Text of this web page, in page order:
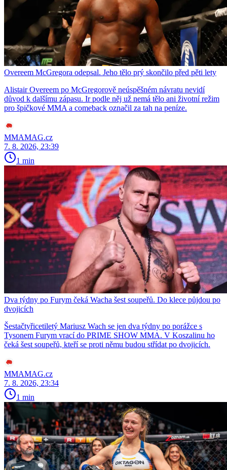
Overeem McGregora odepsal. Jeho tělo prý skončilo před pěti lety
Alistair Overeem po McGregorově neúspěšném návratu nevidí
důvod k dalšímu zápasu. Ir podle něj už nemá tělo ani životní režim
pro špičkové MMA a comeback označil za tah na peníze.
MMAMAG.cz
7. 8. 2026, 23:39
1 min
Dva týdny po Furym čeká Wacha šest soupeřů. Do klece půjdou po
dvojicích
Šestačtyřicetiletý Mariusz Wach se jen dva týdny po porážce s
Tysonem Furym vrací do PRIME SHOW MMA. V Koszalinu ho
čeká šest soupeřů, kteří se proti němu budou střídat po dvojicích.
MMAMAG.cz
7. 8. 2026, 23:34
1 min